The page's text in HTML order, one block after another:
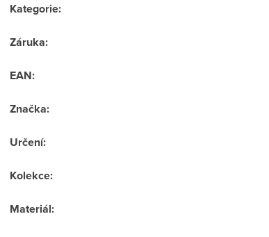
Kategorie:
Záruka:
EAN:
Značka:
Určení:
Kolekce:
Materiál: